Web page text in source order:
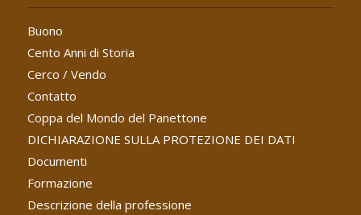
Buono
Cento Anni di Storia
Cerco / Vendo
Contatto
Coppa del Mondo del Panettone
DICHIARAZIONE SULLA PROTEZIONE DEI DATI
Documenti
Formazione
Descrizione della professione